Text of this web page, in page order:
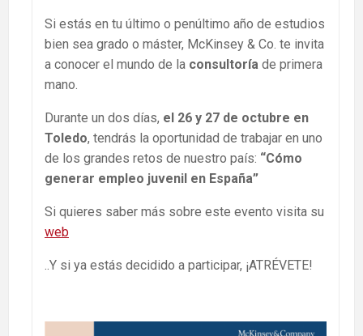
Si estás en tu último o penúltimo año de estudios
bien sea grado o máster, McKinsey & Co. te invita
a conocer el mundo de la consultoría de primera
mano.
Durante un dos días, el 26 y 27 de octubre en
Toledo, tendrás la oportunidad de trabajar en uno
de los grandes retos de nuestro país: “Cómo
generar empleo juvenil en España”
Si quieres saber más sobre este evento visita su
web
..Y si ya estás decidido a participar, ¡ATRÉVETE!